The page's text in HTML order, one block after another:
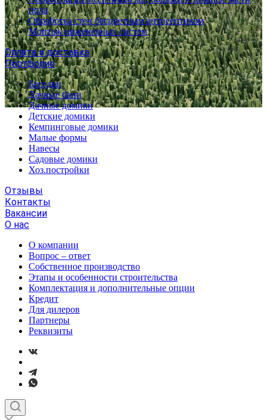
пола
Обработка стен бесцветным антисептиком
Монтаж инженерных систем
Оплата и доставка
Портфолио
Беседки
Дачные бани
Дачные домики
Детские домики
Кемпинговые домики
Малые формы
Навесы
Садовые домики
Хоз.постройки
Отзывы
Контакты
Вакансии
О нас
О компании
Вопрос – ответ
Собственное производство
Этапы и особенности строительства
Комплектация и дополнительные опции
Кредит
Для дилеров
Партнеры
Реквизиты